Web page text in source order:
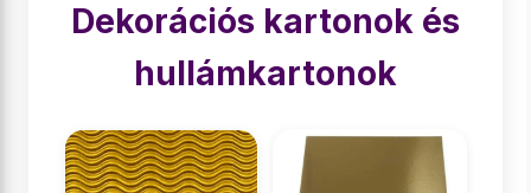
Dekorációs kartonok és
hullámkartonok